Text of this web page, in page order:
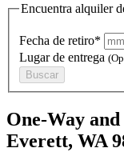
Encuentra alquiler
Fecha de retiro*
Lugar de entrega
Buscar
One-Way
Everett, WA